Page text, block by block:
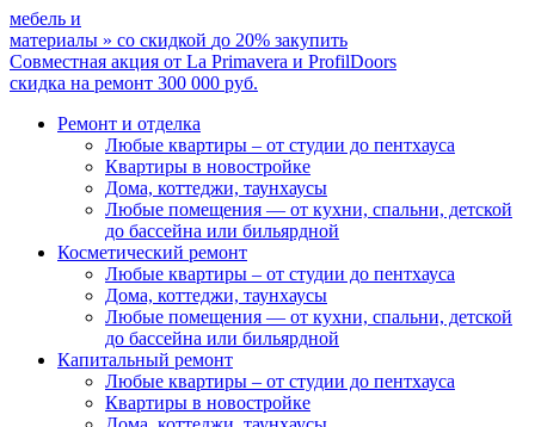
мебель и
материалы » со скидкой до 20% закупить
Совместная акция от La Primavera и ProfilDoors
скидка на ремонт 300 000 руб.
Ремонт и отделка
Любые квартиры – от студии до пентхауса
Квартиры в новостройке
Дома, коттеджи, таунхаусы
Любые помещения — от кухни, спальни, детской
до бассейна или бильярдной
Косметический ремонт
Любые квартиры – от студии до пентхауса
Дома, коттеджи, таунхаусы
Любые помещения — от кухни, спальни, детской
до бассейна или бильярдной
Капитальный ремонт
Любые квартиры – от студии до пентхауса
Квартиры в новостройке